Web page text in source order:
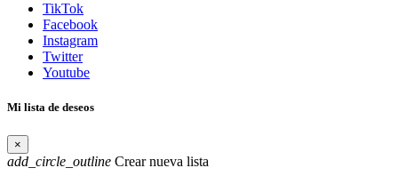
TikTok
Facebook
Instagram
Twitter
Youtube
Mi lista de deseos
×
add_circle_outline Crear nueva lista